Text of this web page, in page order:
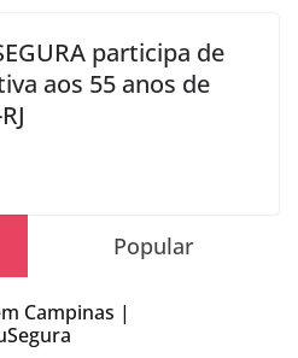
participa de
aos 55 anos de
Popular
Campinas |